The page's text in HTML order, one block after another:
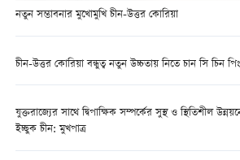
নতুন সম্ভাবনার মুখোমুখি চীন-উত্তর কোরিয়া
চীন-উত্তর কোরিয়া বন্ধুত্ব নতুন উচ্চতায় নিতে চান সি চিন পিং
যুক্তরাজ্যের সাথে দ্বিপাক্ষিক সম্পর্কের সুস্থ ও স্থিতিশীল
ইচ্ছুক চীন: মুখপাত্র